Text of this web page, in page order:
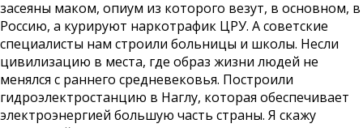
засеяны маком, опиум из которого везут, в основном, в
Россию, а курируют наркотрафик ЦРУ. А советские
специалисты нам строили больницы и школы. Несли
цивилизацию в места, где образ жизни людей не
менялся с раннего средневековья. Построили
гидроэлектростанцию в Наглу, которая обеспечивает
электроэнергией большую часть страны. Я скажу